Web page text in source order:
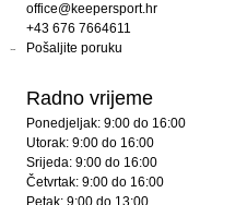
office@keepersport.hr
+43 676 7664611
Pošaljite poruku
Radno vrijeme
Ponedjeljak: 9:00 do 16:00
Utorak: 9:00 do 16:00
Srijeda: 9:00 do 16:00
Četvrtak: 9:00 do 16:00
Petak: 9:00 do 13:00